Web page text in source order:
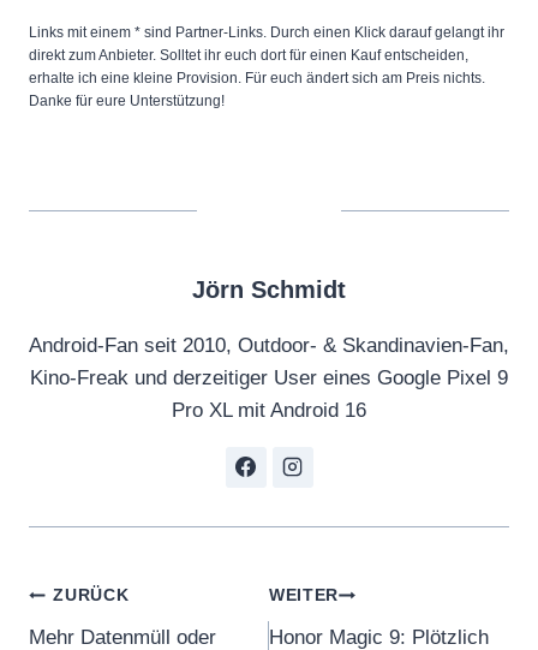
Links mit einem * sind Partner-Links. Durch einen Klick darauf gelangt ihr
direkt zum Anbieter. Solltet ihr euch dort für einen Kauf entscheiden,
erhalte ich eine kleine Provision. Für euch ändert sich am Preis nichts.
Danke für eure Unterstützung!
Jörn Schmidt
Android-Fan seit 2010, Outdoor- & Skandinavien-Fan,
Kino-Freak und derzeitiger User eines Google Pixel 9
Pro XL mit Android 16
Beitragsnavigation
ZURÜCK
Mehr Datenmüll oder
WEITER
Honor Magic 9: Plötzlich